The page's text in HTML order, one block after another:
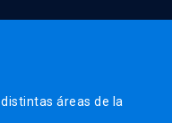
áreas de la